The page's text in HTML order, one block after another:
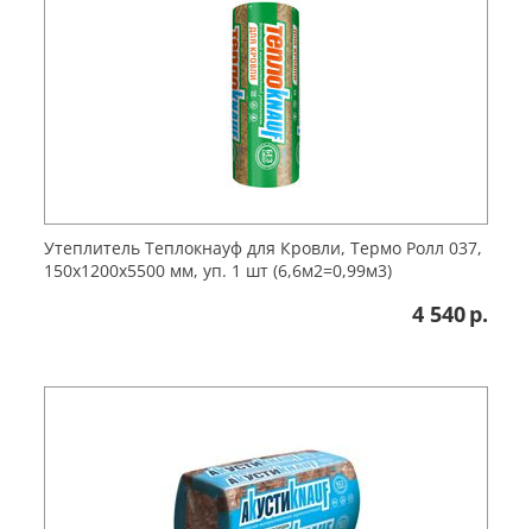
Утеплитель Теплокнауф для Кровли, Термо Ролл 037,
150х1200х5500 мм, уп. 1 шт (6,6м2=0,99м3)
4 540р.